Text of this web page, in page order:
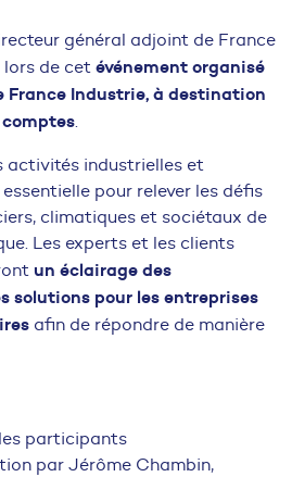
général adjoint de France
lors de cet événement organisé
France Industrie, à destination
activités industrielles et
pour relever les défis
climatiques et sociétaux de
Les experts et les clients
un éclairage des
solutions pour les entreprises
afin de répondre de manière
participants
par Jérôme Chambin,